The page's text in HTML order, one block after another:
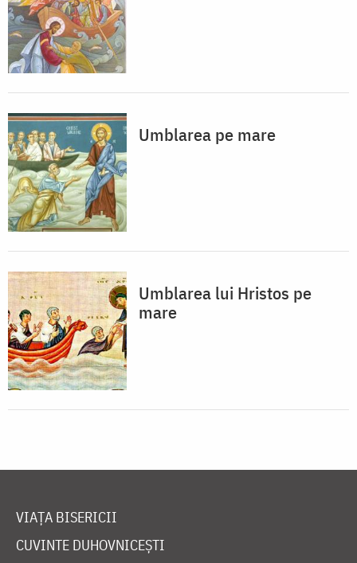
Umblarea pe mare
Umblarea lui Hristos pe
mare
VIAȚA BISERICII
CUVINTE DUHOVNICEȘTI